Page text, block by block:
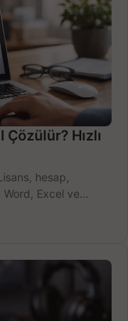
Hızlı
hesap,
Word, Excel ve